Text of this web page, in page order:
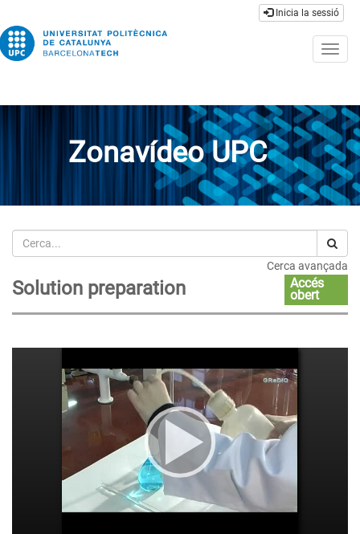
Inicia la sessió
Zonavídeo UPC
Cerca
Cerca avançada
Solution preparation
Accés
obert